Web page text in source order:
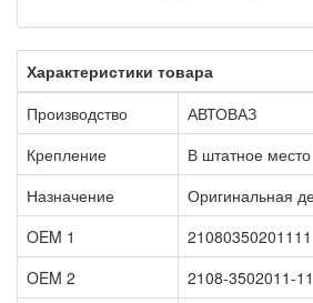
Характеристики товара
Производство
АВТОВАЗ
Крепление
В штатное место
Назначение
Оригинальная
OEM 1
21080350201111
OEM 2
2108-3502011-11